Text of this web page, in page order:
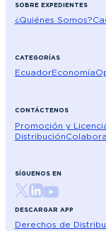
SOBRE EXPEDIENTES
¿Quiénes Somos?
CATEGORÍAS
EcuadorEconomía
CONTÁCTENOS
Promoción y
Distribución
SÍGUENOS EN
DESCARGAR APP
Derechos de